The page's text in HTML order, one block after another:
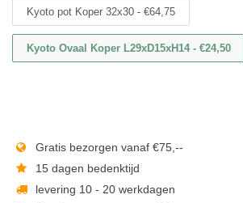
Kyoto pot Koper 32x30 - €64,75
Kyoto Ovaal Koper L29xD15xH14 - €24,50
Gratis bezorgen vanaf €75,--
15 dagen bedenktijd
levering 10 - 20 werkdagen